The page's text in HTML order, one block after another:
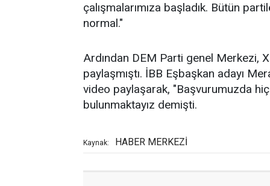
çalışmalarımıza başladık. Bütün
normal."
Ardından DEM Parti genel Merkezi,
paylaşmıştı. İBB Eşbaşkan adayı
video paylaşarak, "Başvurumuzda
bulunmaktayız demişti.
Kaynak: HABER MERKEZİ